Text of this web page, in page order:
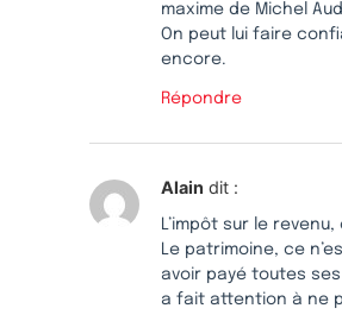
maxime de Michel
On peut lui faire
encore.
Répondre
Alain dit :
L’impôt sur le
Le patrimoine, ce
avoir payé toutes
a fait attention à ne